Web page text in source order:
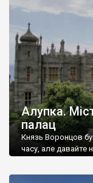
Алупка.
палац
Князь Воронцов
часу, але давайте